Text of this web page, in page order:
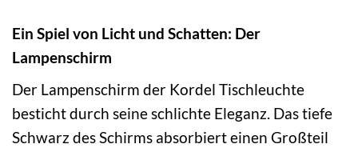
Ein Spiel von Licht und Schatten: Der
Lampenschirm
Der Lampenschirm der Kordel Tischleuchte
besticht durch seine schlichte Eleganz. Das tiefe
Schwarz des Schirms absorbiert einen Großteil